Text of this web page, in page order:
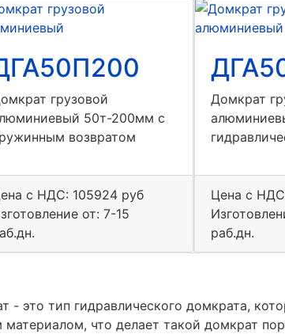
грузовой
50т-200мм с
возвратом
с НДС: 105924 руб
от: 7-15
Домкрат
Цена с
раб.дн.
- это тип гидравлического домкрата,
что делает такой домкрат